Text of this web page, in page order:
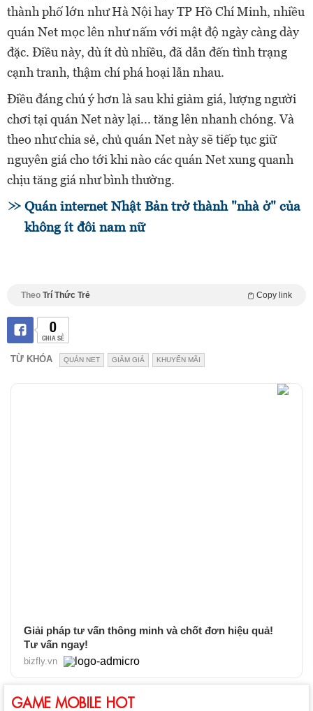
thành phố lớn như Hà Nội hay TP Hồ Chí Minh, nhiều
quán Net mọc lên như nấm với mật độ ngày càng dày
đặc. Điều này, dù ít dù nhiều, đã dẫn đến tình trạng
cạnh tranh, thậm chí phá hoại lẫn nhau.
Điều đáng chú ý hơn là sau khi giảm giá, lượng người
chơi tại quán Net này lại... tăng lên nhanh chóng. Và
theo như chia sẻ, chủ quán Net này sẽ tiếp tục giữ
nguyên giá cho tới khi nào các quán Net xung quanh
chịu tăng giá như bình thường.
Quán internet Nhật Bản trở thành "nhà ở" của
không ít đôi nam nữ
Theo Trí Thức Trẻ Copy link
0
CHIA SẺ
TỪ KHÓA QUÁN NET GIẢM GIÁ KHUYẾN MÃI
Giải pháp tư vấn thông minh và chốt đơn hiệu quả!
Tư vấn ngay!
bizfly.vn
GAME MOBILE HOT